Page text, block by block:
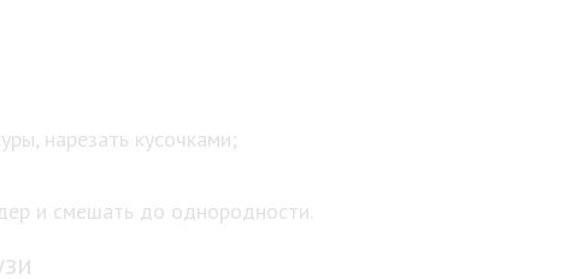
нарезать кусочками;
и смешать до однородности.